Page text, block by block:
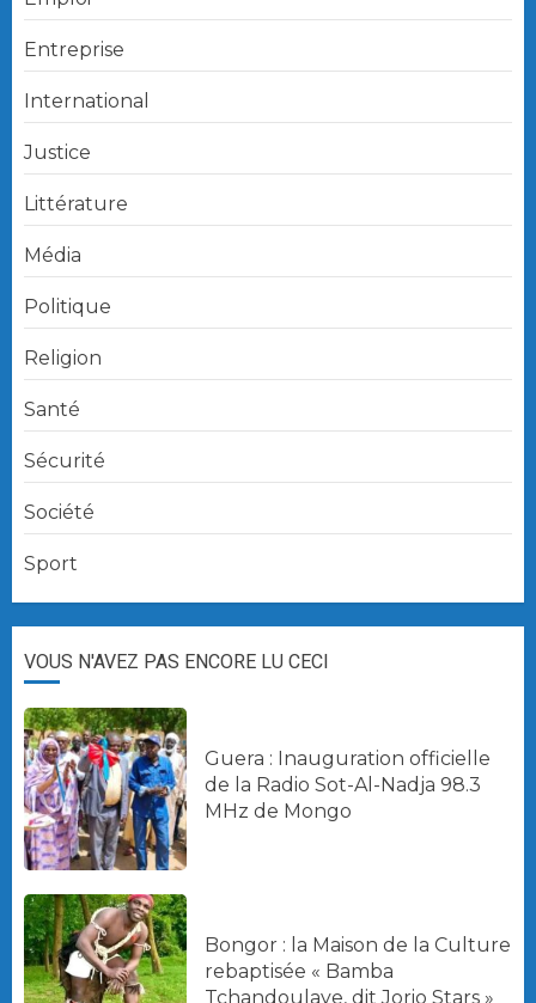
Entreprise
International
Justice
Littérature
Média
Politique
Religion
Santé
Sécurité
Société
Sport
VOUS N'AVEZ PAS ENCORE LU CECI
Guera : Inauguration officielle
de la Radio Sot-Al-Nadja 98.3
MHz de Mongo
Bongor : la Maison de la Culture
rebaptisée « Bamba
Tchandoulaye, dit Jorio Stars »